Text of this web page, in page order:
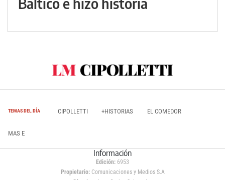
TEMAS DEL DÍA CIPOLLETTI +HISTORIAS EL COMEDOR
MAS E
Información
Edición: 6953
Propietario:Comunicaciones y Medios S.A